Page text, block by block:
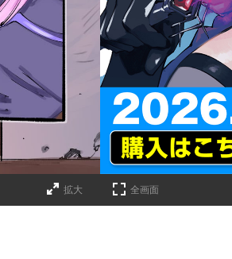
詳細ページへのリンク
拡大 全画面